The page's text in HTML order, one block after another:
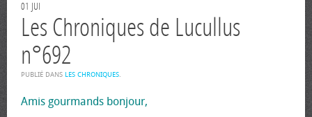
01 JUI
Les Chroniques de Lucullus
n°692
PUBLIÉ DANS LES CHRONIQUES.
Amis gourmands bonjour,